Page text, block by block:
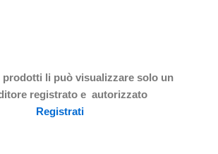
prodotti li può visualizzare solo un
registrato e autorizzato
Registrati